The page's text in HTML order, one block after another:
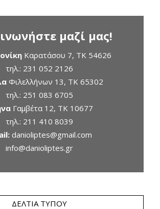
μαζί μας!
Καρατάσου 7, TK 54626
τηλ.: 231 052 2126
Φιλελλήνων 13, ΤΚ 65302
τηλ.: 251 083 6705
Γαμβέτα 12, ΤΚ 10677
τηλ.: 211 410 8039
danioliptes@gmail.com
info@danioliptes.gr
ΔΕΛΤΊΑ ΤΎΠΟΥ